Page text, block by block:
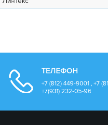
ТЕЛЕФОН
+7 (812) 449-9001 , +7
+7(931) 232-05-96